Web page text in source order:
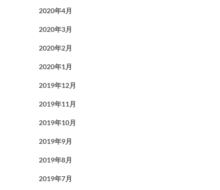
2020年4月
2020年3月
2020年2月
2020年1月
2019年12月
2019年11月
2019年10月
2019年9月
2019年8月
2019年7月